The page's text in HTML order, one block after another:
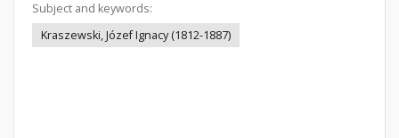
Subject and keywords:
Kraszewski, Józef Ignacy (1812-1887)